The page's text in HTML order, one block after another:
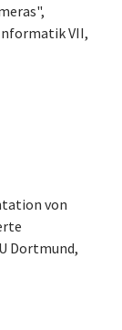
VII,
von
Dortmund,